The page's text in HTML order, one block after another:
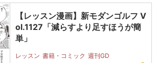
【レッスン漫画】新モダンゴルフ V
ol.1127「減らすより足すほうが簡
単」
レッスン 書籍・コミック 週刊GD